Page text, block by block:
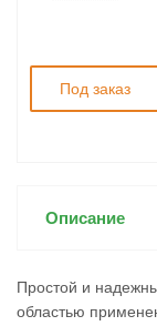
Под заказ
Описание
Простой и
областью